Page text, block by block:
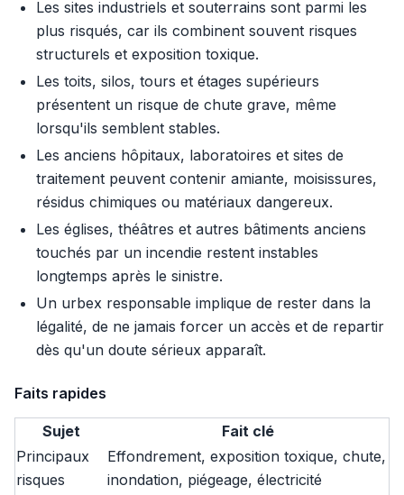
Les sites industriels et souterrains sont parmi les
plus risqués, car ils combinent souvent risques
structurels et exposition toxique.
Les toits, silos, tours et étages supérieurs
présentent un risque de chute grave, même
lorsqu'ils semblent stables.
Les anciens hôpitaux, laboratoires et sites de
traitement peuvent contenir amiante, moisissures,
résidus chimiques ou matériaux dangereux.
Les églises, théâtres et autres bâtiments anciens
touchés par un incendie restent instables
longtemps après le sinistre.
Un urbex responsable implique de rester dans la
légalité, de ne jamais forcer un accès et de repartir
dès qu'un doute sérieux apparaît.
Faits rapides
Sujet
Fait clé
Principaux
risques
Effondrement, exposition toxique, chute,
inondation, piégeage, électricité